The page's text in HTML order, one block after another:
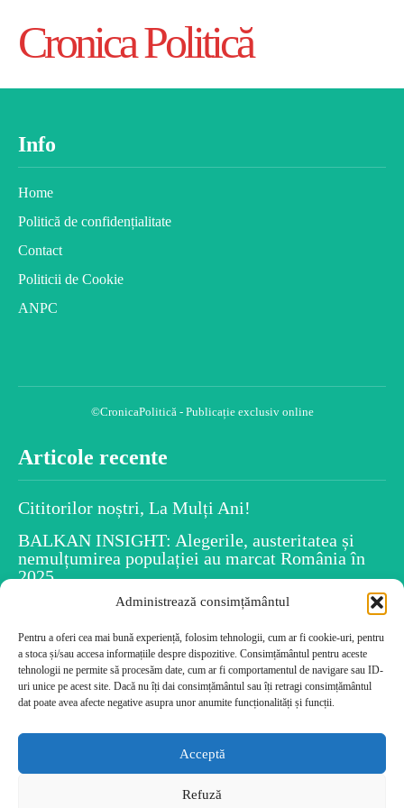
Administrează consimțământul
Pentru a oferi cea mai bună experiență, folosim tehnologii, cum ar fi cookie-uri, pentru
a stoca și/sau accesa informațiile despre dispozitive. Consimțământul pentru aceste
tehnologii ne permite să procesăm date, cum ar fi comportamentul de navigare sau ID-
uri unice pe acest site. Dacă nu îți dai consimțământul sau îți retragi consimțământul
dat poate avea afecte negative asupra unor anumite funcționalități și funcții.
Acceptă
Refuză
Cronica Politică
Info
Home
Politică de confidențialitate
Contact
Politicii de Cookie
ANPC
©CronicaPolitică - Publicație exclusiv online
Articole recente
Cititorilor noștri, La Mulți Ani!
BALKAN INSIGHT: Alegerile, austeritatea și
nemulțumirea populației au marcat România în
2025
Spiritul Crăciunului este în fiecare dintre noi
Uiti numele persoanelor după ce le-ai întâlnit?
Psihologia dezvăluie caracteristicile tale!
Cele mai citite
Cititorilor noștri, La Mulți Ani!
BALKAN INSIGHT: Alegerile, austeritatea și
nemulțumirea populației au marcat România în